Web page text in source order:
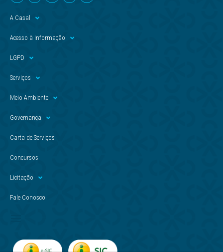
A Casal
Acesso à Informação
LGPD
Serviços
Meio Ambiente
Governança
Carta de Serviços
Concursos
Licitação
Fale Conosco